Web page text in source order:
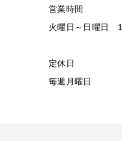
営業時間
火曜日～日曜日
定休日
毎週月曜日